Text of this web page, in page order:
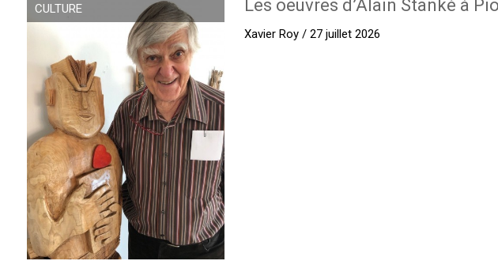
CULTURE Les oeuvres d’Alain Stanké à
Xavier Roy / 27 juillet 2026